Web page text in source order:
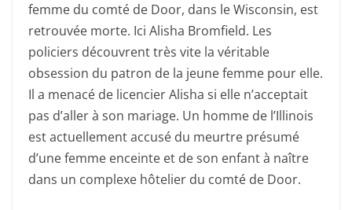
femme du comté de Door, dans le Wisconsin, est
retrouvée morte. Ici Alisha Bromfield. Les
policiers découvrent très vite la véritable
obsession du patron de la jeune femme pour elle.
Il a menacé de licencier Alisha si elle n’acceptait
pas d’aller à son mariage. Un homme de l’Illinois
est actuellement accusé du meurtre présumé
d’une femme enceinte et de son enfant à naître
dans un complexe hôtelier du comté de Door.